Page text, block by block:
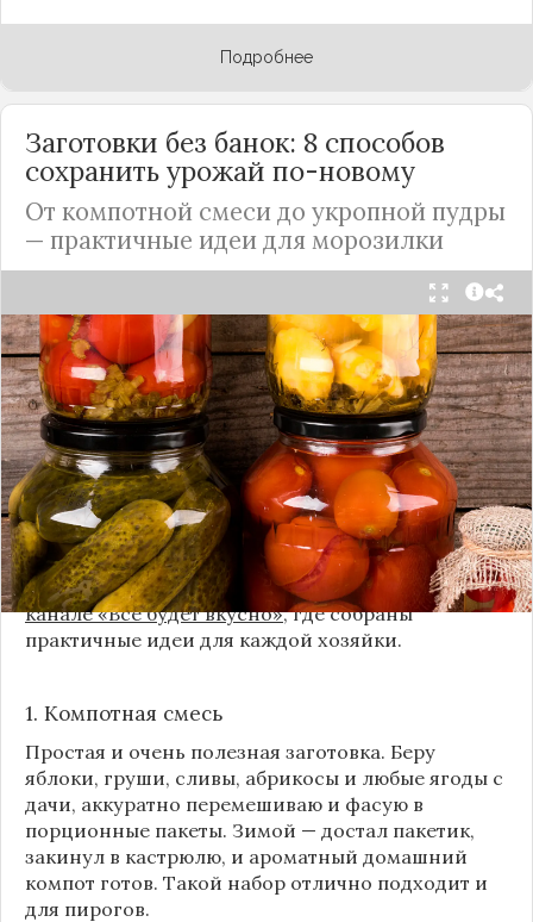
Подробнее
Заготовки без банок: 8 способов
сохранить урожай по-новому
От компотной смеси до укропной пудры
— практичные идеи для морозилки
Каждый год, когда приходит пора богатого
урожая, я стараюсь сохранить максимум летних
витаминов. Закатки в банки — это, безусловно,
классика, которая никуда не уходит из нашей
жизни. Но современный подход к хранению
продуктов показывает, что есть и более простые,
быстрые и удобные способы.
Сегодня я делюсь своими любимыми рецептами
без банок и долгих стерилизаций. Подробнее и с
пошаговыми инструкциями их можно найти на
канале «Все будет вкусно», где собраны
практичные идеи для каждой хозяйки.
1. Компотная смесь
Простая и очень полезная заготовка. Беру
яблоки, груши, сливы, абрикосы и любые ягоды с
дачи, аккуратно перемешиваю и фасую в
порционные пакеты. Зимой — достал пакетик,
закинул в кастрюлю, и ароматный домашний
компот готов. Такой набор отлично подходит и
для пирогов.